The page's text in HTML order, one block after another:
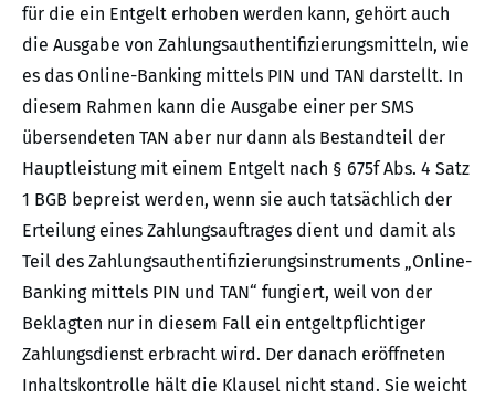
für die ein Entgelt erhoben werden kann, gehört auch
die Ausgabe von Zahlungsauthentifizierungsmitteln, wie
es das Online-Banking mittels PIN und TAN darstellt. In
diesem Rahmen kann die Ausgabe einer per SMS
übersendeten TAN aber nur dann als Bestandteil der
Hauptleistung mit einem Entgelt nach § 675f Abs. 4 Satz
1 BGB bepreist werden, wenn sie auch tatsächlich der
Erteilung eines Zahlungsauftrages dient und damit als
Teil des Zahlungsauthentifizierungsinstruments „Online-
Banking mittels PIN und TAN“ fungiert, weil von der
Beklagten nur in diesem Fall ein entgeltpflichtiger
Zahlungsdienst erbracht wird. Der danach eröffneten
Inhaltskontrolle hält die Klausel nicht stand. Sie weicht